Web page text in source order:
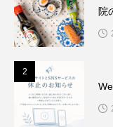
院
2